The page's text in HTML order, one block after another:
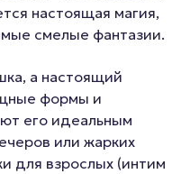
настоящая магия,
смелые фантазии.
а настоящий
формы и
его идеальным
или жарких
для взрослых (интим